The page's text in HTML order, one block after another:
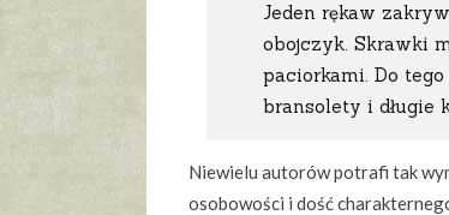
Jeden rękaw
obojczyk. Skrawki
paciorkami. Do
bransolety i długie
Niewielu autorów potrafi tak
osobowości i dość